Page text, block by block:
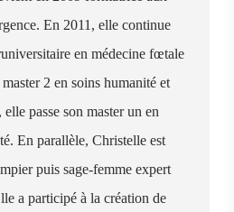
En 2011, elle continue
en médecine fœtale
2 en soins humanité et
passe son master un en
En parallèle, Christelle est
puis sage-femme expert
a participé à la création de